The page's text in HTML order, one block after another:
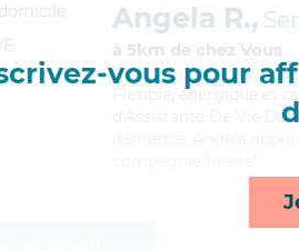
vous pour
Angela R.,
à 5km de chez Vous
, énergique et
d'Assistante De Vie